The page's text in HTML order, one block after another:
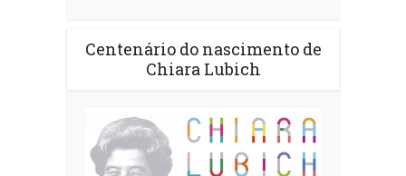
Centenário do nascimento de
Chiara Lubich